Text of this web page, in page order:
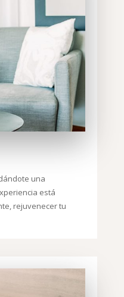
una
está
rejuvenecer tu